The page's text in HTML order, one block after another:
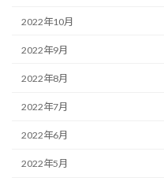
2022年10月
2022年9月
2022年8月
2022年7月
2022年6月
2022年5月